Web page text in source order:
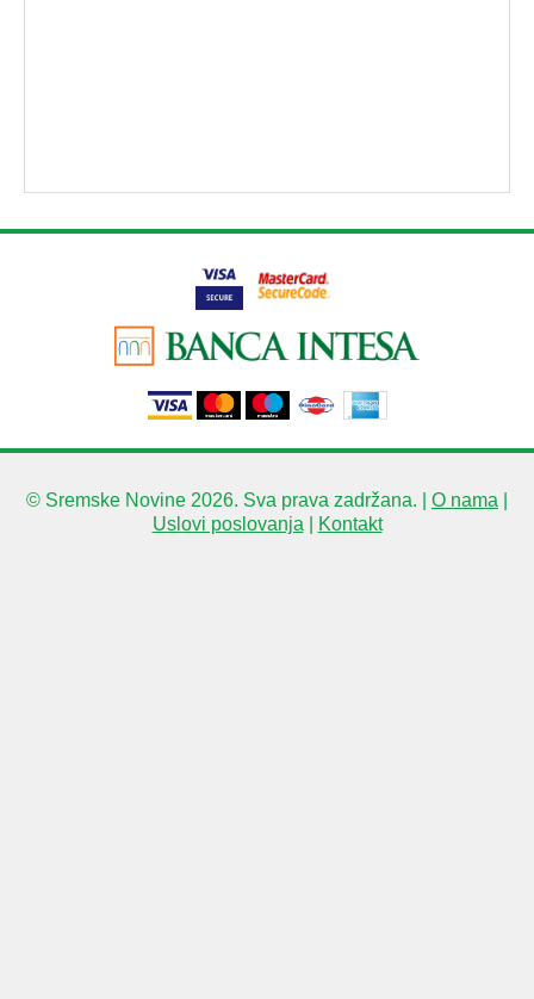
© Sremske Novine 2026. Sva prava zadržana. | O nama
Uslovi poslovanja
Kontakt